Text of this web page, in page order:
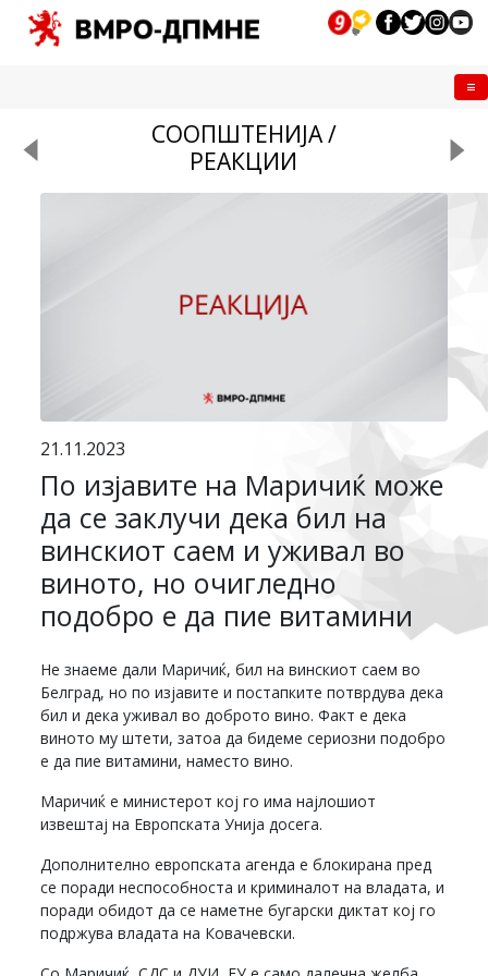
СООПШТЕНИЈА /
РЕАКЦИИ
21.11.2023
По изјавите на Маричиќ може
да се заклучи дека бил на
винскиот саем и уживал во
виното, но очигледно
подобро е да пие витамини
Не знаеме дали Маричиќ, бил на винскиот саем во
Белград, но по изјавите и постапките потврдува дека
бил и дека уживал во доброто вино. Факт е дека
виното му штети, затоа да бидеме сериозни подобро
е да пие витамини, наместо вино.
Маричиќ е министерот кој го има најлошиот
извештај на Европската Унија досега.
Дополнително европската агенда е блокирана пред
се поради неспособноста и криминалот на владата, и
поради обидот да се наметне бугарски диктат кој го
подржува владата на Ковачевски.